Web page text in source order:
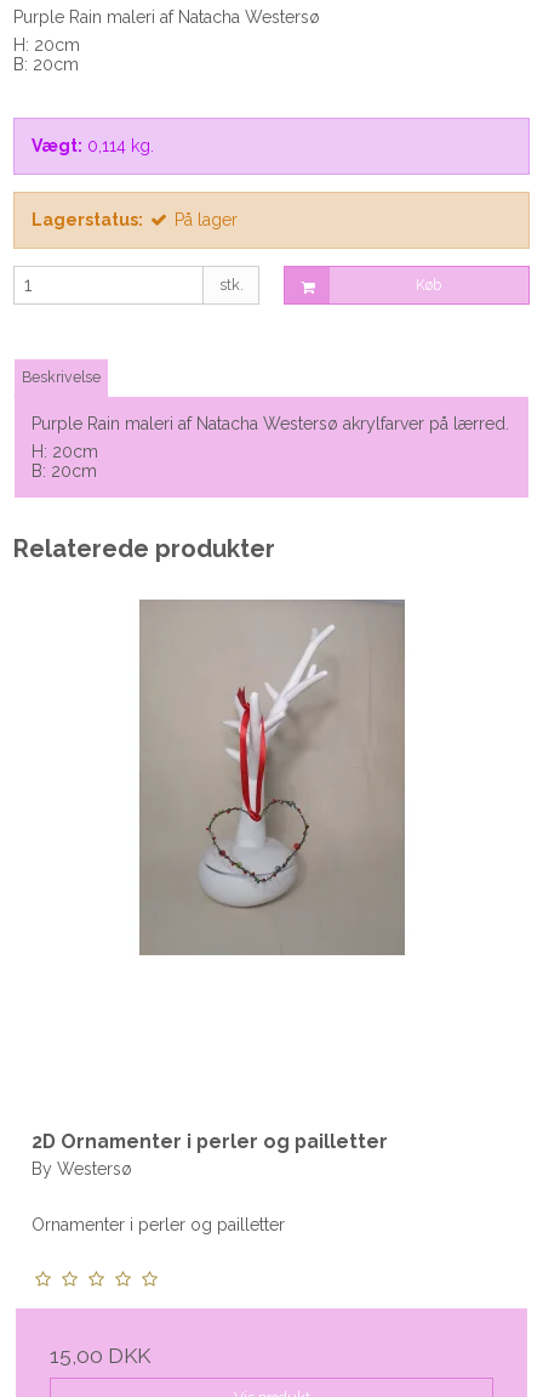
Purple Rain maleri af Natacha Westersø
H: 20cm
B: 20cm
Vægt: 0,114 kg.
Lagerstatus: På lager
stk. Køb
Beskrivelse
Purple Rain maleri af Natacha Westersø akrylfarver på lærred.
H: 20cm
B: 20cm
Relaterede produkter
2D Ornamenter i perler og pailletter
By Westersø
Ornamenter i perler og pailletter
15,00 DKK